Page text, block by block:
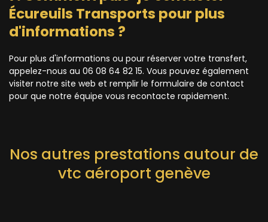
Écureuils Transports pour plus
d'informations ?
Pour plus d'informations ou pour réserver votre transfert,
appelez-nous au 06 08 64 82 15. Vous pouvez également
visiter notre site web et remplir le formulaire de contact
pour que notre équipe vous recontacte rapidement.
Nos autres prestations autour de
vtc aéroport genève